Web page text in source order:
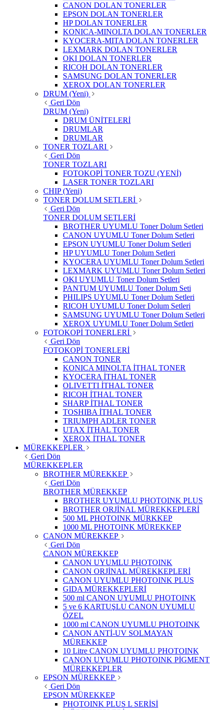
CANON DOLAN TONERLER
EPSON DOLAN TONERLER
HP DOLAN TONERLER
KONICA-MINOLTA DOLAN TONERLER
KYOCERA-MITA DOLAN TONERLER
LEXMARK DOLAN TONERLER
OKI DOLAN TONERLER
RICOH DOLAN TONERLER
SAMSUNG DOLAN TONERLER
XEROX DOLAN TONERLER
DRUM (Yeni)
Geri Dön
DRUM (Yeni)
DRUM ÜNİTELERİ
DRUMLAR
DRUMLAR
TONER TOZLARI
Geri Dön
TONER TOZLARI
FOTOKOPİ TONER TOZU (YENİ)
LASER TONER TOZLARI
CHIP (Yeni)
TONER DOLUM SETLERİ
Geri Dön
TONER DOLUM SETLERİ
BROTHER UYUMLU Toner Dolum Setleri
CANON UYUMLU Toner Dolum Setleri
EPSON UYUMLU Toner Dolum Setleri
HP UYUMLU Toner Dolum Setleri
KYOCERA UYUMLU Toner Dolum Setleri
LEXMARK UYUMLU Toner Dolum Setleri
OKI UYUMLU Toner Dolum Setleri
PANTUM UYUMLU Toner Dolum Seti
PHILIPS UYUMLU Toner Dolum Setleri
RICOH UYUMLU Toner Dolum Setleri
SAMSUNG UYUMLU Toner Dolum Setleri
XEROX UYUMLU Toner Dolum Setleri
FOTOKOPİ TONERLERİ
Geri Dön
FOTOKOPİ TONERLERİ
CANON TONER
KONICA MINOLTA İTHAL TONER
KYOCERA İTHAL TONER
OLIVETTI İTHAL TONER
RICOH İTHAL TONER
SHARP İTHAL TONER
TOSHIBA İTHAL TONER
TRIUMPH ADLER TONER
UTAX İTHAL TONER
XEROX İTHAL TONER
MÜREKKEPLER
Geri Dön
MÜREKKEPLER
BROTHER MÜREKKEP
Geri Dön
BROTHER MÜREKKEP
BROTHER UYUMLU PHOTOINK PLUS
BROTHER ORJİNAL MÜREKKEPLERİ
500 ML PHOTOINK MÜRKKEP
1000 ML PHOTOINK MÜREKKEP
CANON MÜREKKEP
Geri Dön
CANON MÜREKKEP
CANON UYUMLU PHOTOINK
CANON ORJİNAL MÜREKKEPLERİ
CANON UYUMLU PHOTOINK PLUS
GIDA MÜREKKEPLERİ
500 ml CANON UYUMLU PHOTOINK
5 ve 6 KARTUŞLU CANON UYUMLU
ÖZEL
1000 ml CANON UYUMLU PHOTOINK
CANON ANTİ-UV SOLMAYAN
MÜREKKEP
10 Litre CANON UYUMLU PHOTOINK
CANON UYUMLU PHOTOINK PİGMENT
MÜREKKEPLER
EPSON MÜREKKEP
Geri Dön
EPSON MÜREKKEP
PHOTOINK PLUS L SERİSİ